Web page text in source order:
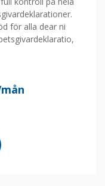
för alla dear ni